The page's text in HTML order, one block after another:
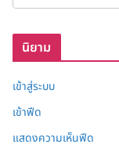
ก็
นิยาม
เข้าสู่ระบบ
เข้าฟีด
แสดงความเห็นฟีด